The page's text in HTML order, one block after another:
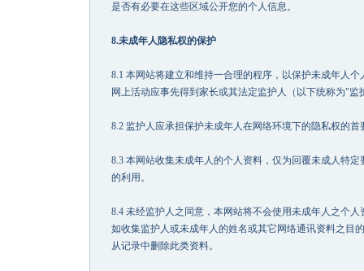
是否有必要在这些区域公开您的个人信息。
8.未成年人隐私权的保护
8.1 本网站将建立和维持一合理的程序，以保护未成年人
网上活动应事先得到家长或其法定监护人（以下统称为"
8.2 监护人应承担保护未成年人在网络环境下的隐私权的首
8.3 本网站收集未成年人的个人资料，仅为回覆未成人特
的利用。
8.4 未经监护人之同意，本网站将不会使用未成年人之个
如收集监护人或未成年人的姓名或其它网络通讯资料之目
从记录中删除此类资料。